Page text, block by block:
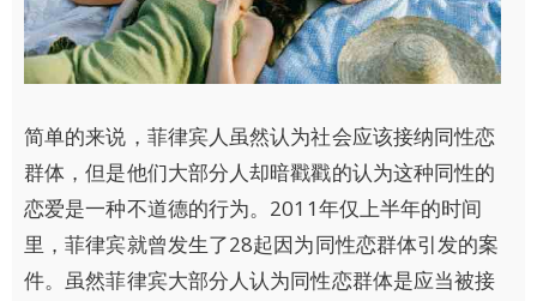
简单的来说，菲律宾人虽然认为社会应该接纳同性恋
群体，但是他们大部分人却暗戳戳的认为这种同性的
恋爱是一种不道德的行为。2011年仅上半年的时间
里，菲律宾就曾发生了28起因为同性恋群体引发的案
件。虽然菲律宾大部分人认为同性恋群体是应当被接